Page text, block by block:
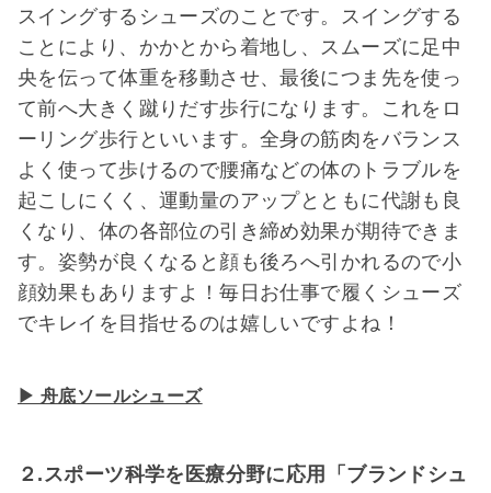
スイングするシューズのことです。スイングする
ことにより、かかとから着地し、スムーズに足中
央を伝って体重を移動させ、最後につま先を使っ
て前へ大きく蹴りだす歩行になります。これをロ
ーリング歩行といいます。全身の筋肉をバランス
よく使って歩けるので腰痛などの体のトラブルを
起こしにくく、運動量のアップとともに代謝も良
くなり、体の各部位の引き締め効果が期待できま
す。姿勢が良くなると顔も後ろへ引かれるので小
顔効果もありますよ！毎日お仕事で履くシューズ
でキレイを目指せるのは嬉しいですよね！
▶ 舟底ソールシューズ
２.スポーツ科学を医療分野に応用「ブランドシュ